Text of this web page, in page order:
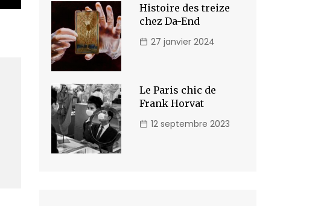
Histoire des treize
chez Da-End
27 janvier 2024
Le Paris chic de
Frank Horvat
12 septembre 2023